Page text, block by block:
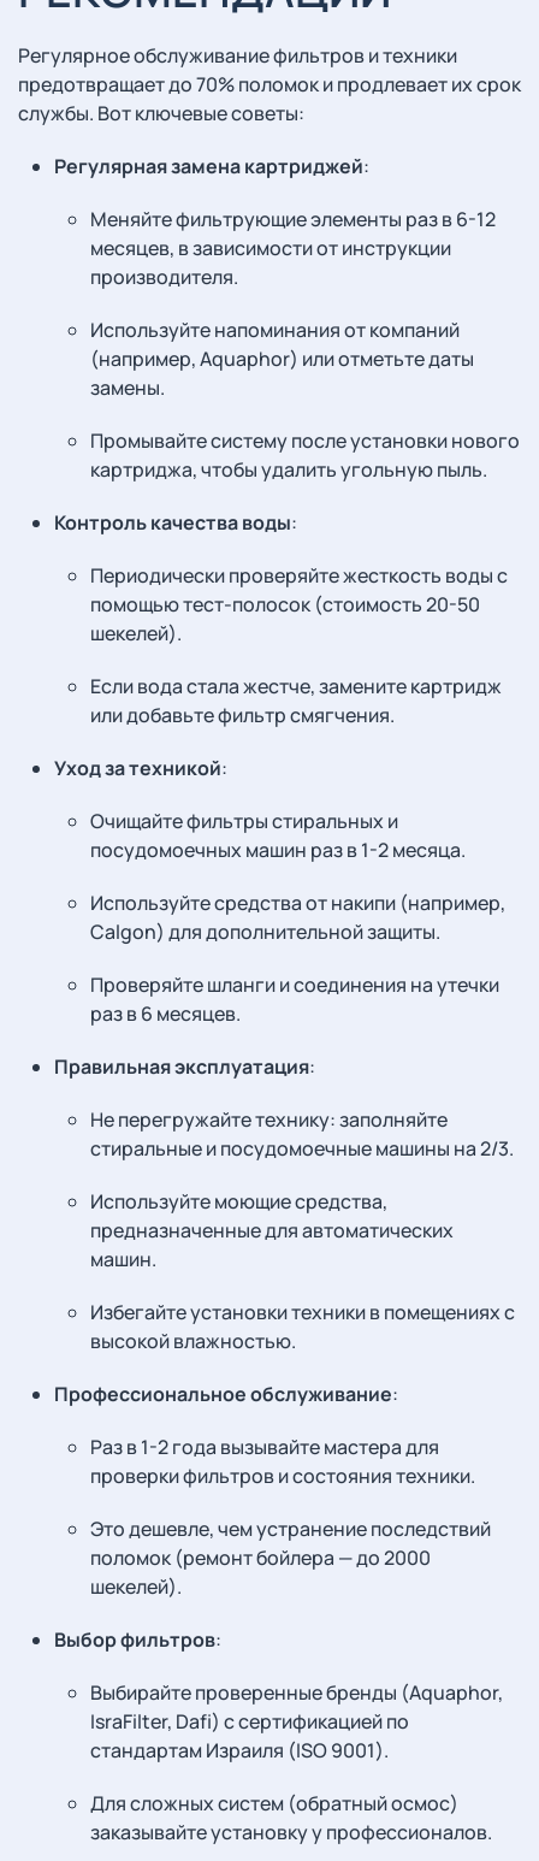
Регулярное обслуживание фильтров и техники
предотвращает до 70% поломок и продлевает их срок
службы. Вот ключевые советы:
Регулярная замена картриджей:
Меняйте фильтрующие элементы раз в 6-12
месяцев, в зависимости от инструкции
производителя.
Используйте напоминания от компаний
(например, Aquaphor) или отметьте даты
замены.
Промывайте систему после установки нового
картриджа, чтобы удалить угольную пыль.
Контроль качества воды:
Периодически проверяйте жесткость воды с
помощью тест-полосок (стоимость 20-50
шекелей).
Если вода стала жестче, замените картридж
или добавьте фильтр смягчения.
Уход за техникой:
Очищайте фильтры стиральных и
посудомоечных машин раз в 1-2 месяца.
Используйте средства от накипи (например,
Calgon) для дополнительной защиты.
Проверяйте шланги и соединения на утечки
раз в 6 месяцев.
Правильная эксплуатация:
Не перегружайте технику: заполняйте
стиральные и посудомоечные машины на 2/3.
Используйте моющие средства,
предназначенные для автоматических
машин.
Избегайте установки техники в помещениях с
высокой влажностью.
Профессиональное обслуживание:
Раз в 1-2 года вызывайте мастера для
проверки фильтров и состояния техники.
Это дешевле, чем устранение последствий
поломок (ремонт бойлера — до 2000
шекелей).
Выбор фильтров:
Выбирайте проверенные бренды (Aquaphor,
IsraFilter, Dafi) с сертификацией по
стандартам Израиля (ISO 9001).
Для сложных систем (обратный осмос)
заказывайте установку у профессионалов.